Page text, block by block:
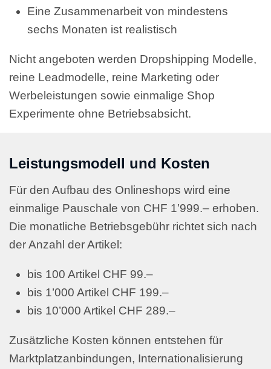
Eine Zusammenarbeit von mindestens
sechs Monaten ist realistisch
Nicht angeboten werden Dropshipping Modelle,
reine Leadmodelle, reine Marketing oder
Werbeleistungen sowie einmalige Shop
Experimente ohne Betriebsabsicht.
Leistungsmodell und Kosten
Für den Aufbau des Onlineshops wird eine
einmalige Pauschale von CHF 1’999.– erhoben.
Die monatliche Betriebsgebühr richtet sich nach
der Anzahl der Artikel:
bis 100 Artikel CHF 99.–
bis 1’000 Artikel CHF 199.–
bis 10’000 Artikel CHF 289.–
Zusätzliche Kosten können entstehen für
Marktplatzanbindungen, Internationalisierung